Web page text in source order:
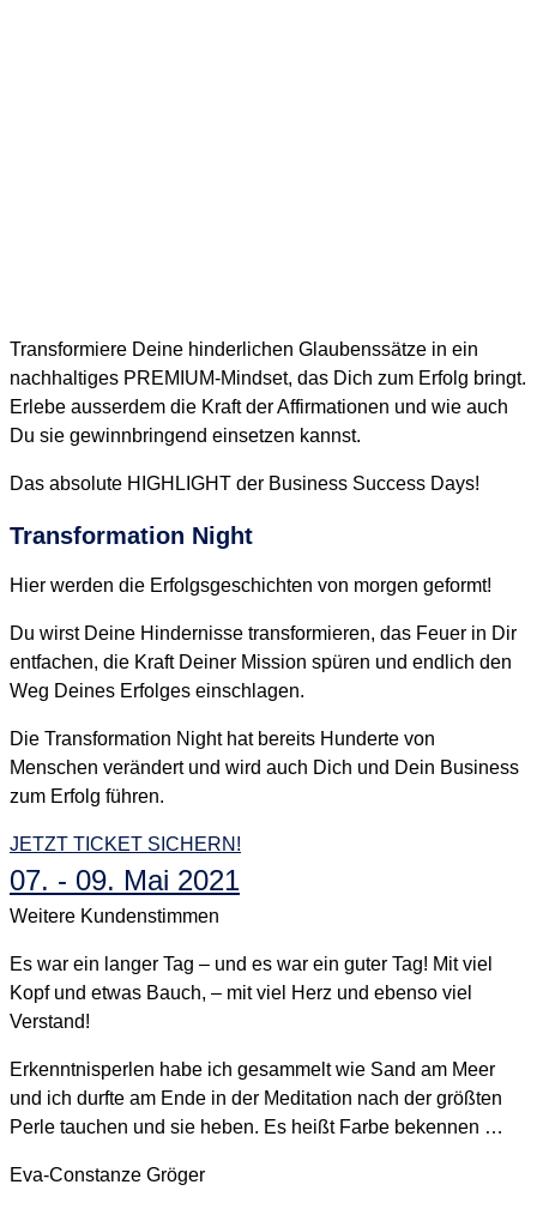
Transformiere Deine hinderlichen Glaubenssätze in ein
nachhaltiges PREMIUM-Mindset, das Dich zum Erfolg bringt.
Erlebe ausserdem die Kraft der Affirmationen und wie auch
Du sie gewinnbringend einsetzen kannst.
Das absolute HIGHLIGHT der Business Success Days!
Transformation Night
Hier werden die Erfolgsgeschichten von morgen geformt!
Du wirst Deine Hindernisse transformieren, das Feuer in Dir
entfachen, die Kraft Deiner Mission spüren und endlich den
Weg Deines Erfolges einschlagen.
Die Transformation Night hat bereits Hunderte von
Menschen verändert und wird auch Dich und Dein Business
zum Erfolg führen.
JETZT TICKET SICHERN!
07. - 09. Mai 2021
Weitere Kundenstimmen
Es war ein langer Tag – und es war ein guter Tag! Mit viel
Kopf und etwas Bauch, – mit viel Herz und ebenso viel
Verstand!
Erkenntnisperlen habe ich gesammelt wie Sand am Meer
und ich durfte am Ende in der Meditation nach der größten
Perle tauchen und sie heben. Es heißt Farbe bekennen …
Eva-Constanze Gröger